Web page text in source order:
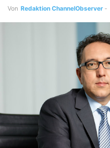
Von Redaktion ChannelObserver -